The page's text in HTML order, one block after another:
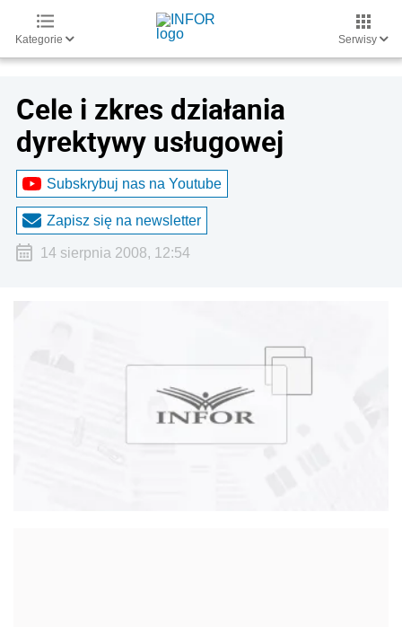
Kategorie Serwisy
Cele i zkres działania
dyrektywy usługowej
Subskrybuj nas na Youtube
Zapisz się na newsletter
14 sierpnia 2008, 12:54